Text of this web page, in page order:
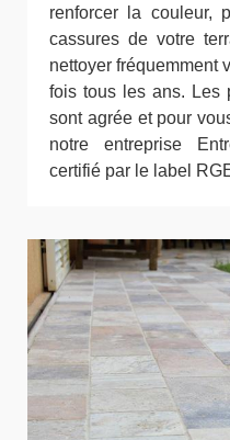
renforcer la couleur,
cassures de votre
nettoyer fréquemment
fois tous les ans. Les
sont agrée et pour
notre entreprise
certifié par le label